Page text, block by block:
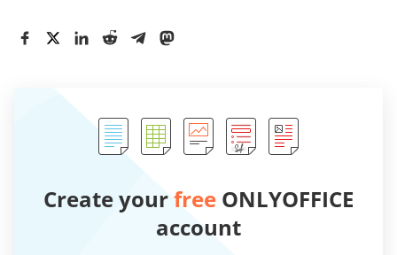
Create yourfree ONLYOFFICE
account